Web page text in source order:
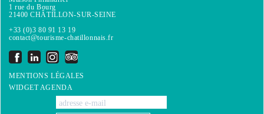
1 rue du Bourg
21400 CHÂTILLON-SUR-SEINE
+33 (0)3 80 91 13 19
contact@tourisme-chatillonnais.fr
MENTIONS LÉGALES
WIDGET AGENDA